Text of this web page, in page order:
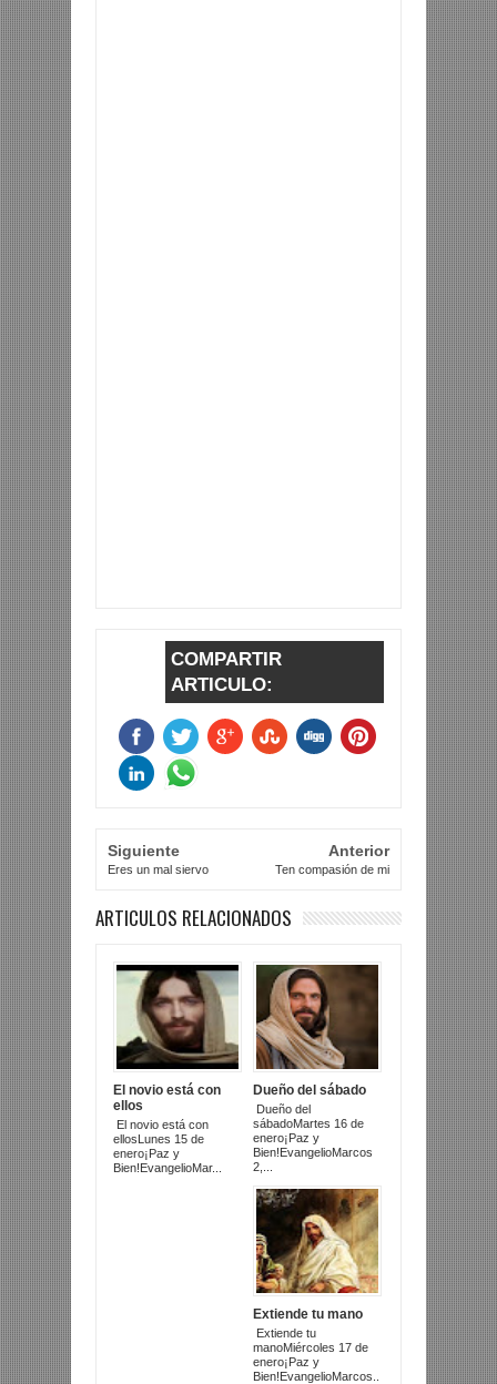
COMPARTIR
ARTICULO:
Siguiente
Eres un mal siervo
Anterior
Ten compasión de mi
ARTICULOS RELACIONADOS
El novio está con
ellos
El novio está con
ellosLunes 15 de
enero¡Paz y
Bien!EvangelioMar...
Dueño del sábado
Dueño del
sábadoMartes 16 de
enero¡Paz y
Bien!EvangelioMarcos
2,...
Extiende tu mano
Extiende tu
manoMiércoles 17 de
enero¡Paz y
Bien!EvangelioMarcos..